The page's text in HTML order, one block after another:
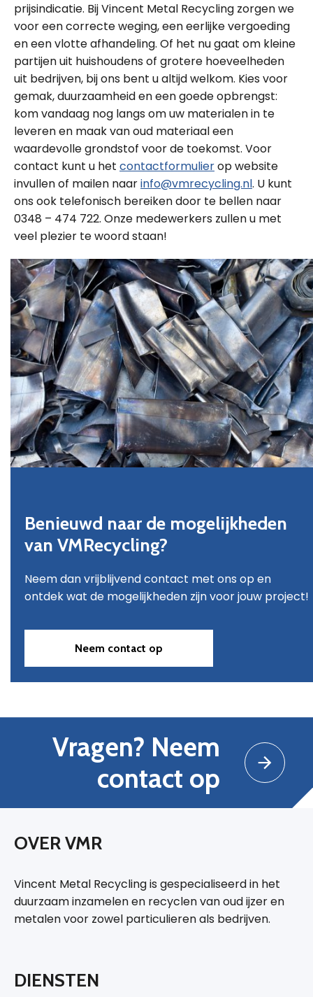
prijsindicatie. Bij Vincent Metal Recycling zorgen we
voor een correcte weging, een eerlijke vergoeding
en een vlotte afhandeling. Of het nu gaat om kleine
partijen uit huishoudens of grotere hoeveelheden
uit bedrijven, bij ons bent u altijd welkom. Kies voor
gemak, duurzaamheid en een goede opbrengst:
kom vandaag nog langs om uw materialen in te
leveren en maak van oud materiaal een
waardevolle grondstof voor de toekomst. Voor
contact kunt u het contactformulierop website
invullen of mailen naarinfo@vmrecycling.nl. U kunt
ons ook telefonisch bereiken door te bellen naar
0348 – 474 722. Onze medewerkers zullen u met
veel plezier te woord staan!
Benieuwd naar de mogelijkheden
van VMRecycling?
Neem dan vrijblijvend contact met ons op en
ontdek wat de mogelijkheden zijn voor jouw project!
Neem contact op
Vragen? Neem
contact op
OVER VMR
Vincent Metal Recycling is gespecialiseerd in het
duurzaam inzamelen en recyclen van oud ijzer en
metalen voor zowel particulieren als bedrijven.
DIENSTEN